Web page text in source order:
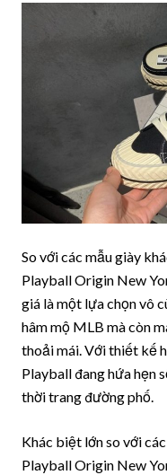
So với các mẫu giày
Playball Origin New
giá là một lựa chọn vô
hâm mộ MLB mà còn
thoải mái. Với thiết kế
Playball đang hứa hẹn
thời trang đường phố.
Khác biệt lớn so với
Playball Origin New